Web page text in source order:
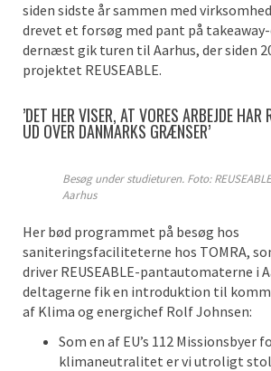
siden sidste år sammen med
drevet et forsøg med pant på
dernæst gik turen til Aarhus, der siden
projektet REUSEABLE.
’DET HER VISER, AT VORES ARBEJDE HAR
UD OVER DANMARKS GRÆNSER’
Besøg under studieturen. Foto:
Aarhus
Her bød programmet på besøg hos
saniteringsfaciliteterne hos TOMRA,
driver REUSEABLE-pantautomaterne i
deltagerne fik en introduktion til
af Klima og energichef Rolf Johnsen:
Som en af EU’s 112 Missionsbyer
klimaneutralitet er vi utroligt